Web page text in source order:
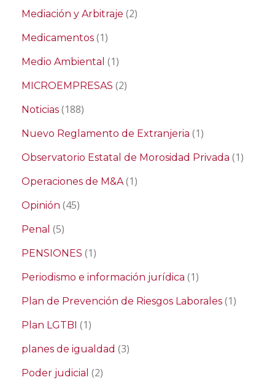
Mediación y Arbitraje (2)
Medicamentos (1)
Medio Ambiental (1)
MICROEMPRESAS (2)
Noticias (188)
Nuevo Reglamento de Extranjeria (1)
Observatorio Estatal de Morosidad Privada (1)
Operaciones de M&A(1)
Opinión (45)
Penal (5)
PENSIONES (1)
Periodismo e información jurídica (1)
Plan de Prevención de Riesgos Laborales (1)
Plan LGTBI (1)
planes de igualdad (3)
Poder judicial (2)